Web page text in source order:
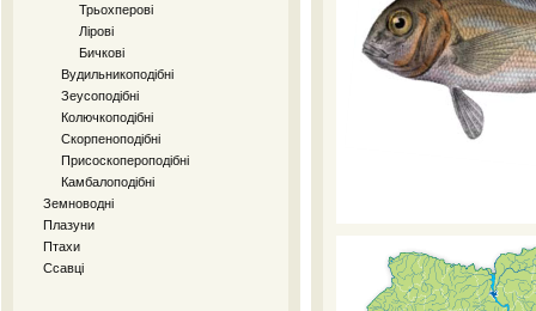
Трьохперові
Лірові
Бичкові
Вудильникоподібні
Зеусоподібні
Колючкоподібні
Скорпеноподібні
Присоскопероподібні
Камбалоподібні
Земноводні
Плазуни
Птахи
Ссавці